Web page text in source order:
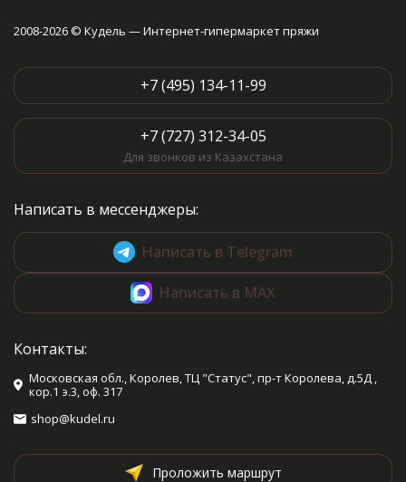
2008-2026 © Кудель — Интернет-гипермаркет пряжи
+7 (495) 134-11-99
+7 (727) 312-34-05
Для звонков из Казахстана
Написать в мессенджеры:
Написать в Telegram
Написать в MAX
Контакты:
Московская обл., Королев, ТЦ "Статус", пр-т Королева, д.5Д ,
кор.1 э.3, оф. 317
shop@kudel.ru
Проложить маршрут